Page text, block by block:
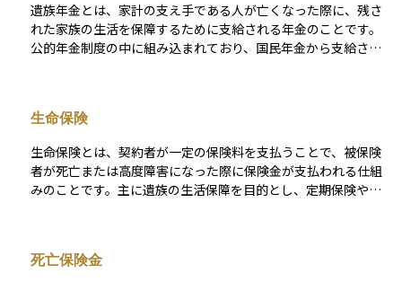
遺族年金とは、家計の支え手である人が亡くなった際に、残さ
れた家族の生活を保障するために支給される年金のことです。
公的年金制度の中に組み込まれており、国民年金から支給され
ります。遺族年金は、残された家族が安定した生活を続けるた
めの公的な支援制度として、生活設計においてとても重要な役
割を果たします。
生命保険
生命保険とは、契約者が一定の保険料を支払うことで、被保険
者が死亡または高度障害になった際に保険金が支払われる仕組
みのことです。主に遺族の生活保障を目的とし、定期保険や終
スク管理の一環として活用されます。
死亡保険金